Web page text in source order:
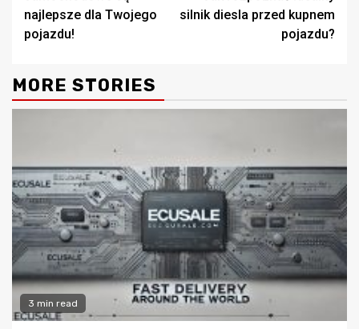
najlepsze dla Twojego
pojazdu!
silnik diesla przed kupnem
pojazdu?
MORE STORIES
3 min read